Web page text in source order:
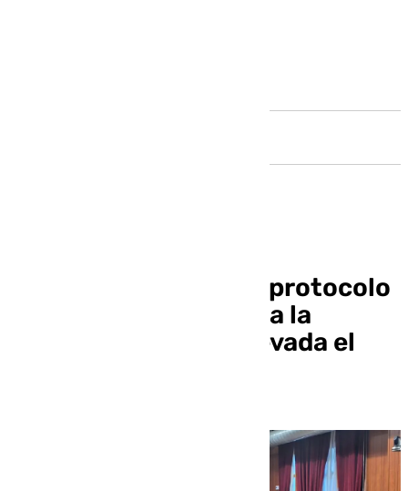
Monachil coordina el protocolo
de actuación de cara a la
apertura de Sierra Nevada el